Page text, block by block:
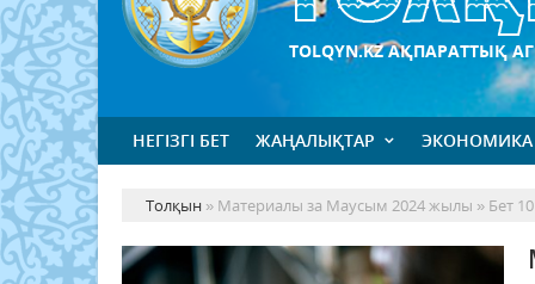
TOLQYN.KZ АҚПАРАТТЫҚ
НЕГІЗГІ БЕТ ЖАҢАЛЫҚТАР ЭКОНОМИКА
Толқын » Материалы за Маусым 2024 жылы » Бет 10